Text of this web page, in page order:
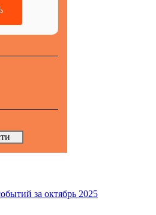
за октябрь 2025